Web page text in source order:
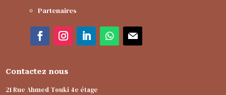
Partenaires
Contactez nous
21 Rue Ahmed Touki 4e étage